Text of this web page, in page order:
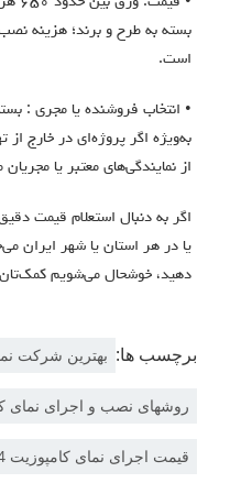
بسته به طرح و برند؛ هزینه نصب
است.
• انتخاب فروشنده يا مجري :
به‌ویژه اگر پروژه‌ای در خارج
از نمایندگی‌های معتبر یا
اگر به دنبال استعلام قیمت
یا در هر استان یا شهر ایران
دهید، خوشحال می‌شويم
برچسب ها: بهترین شرکت
روشهای نصب و اجرای نمای
قیمت اجرای نمای کامپوزیت 1404-1405